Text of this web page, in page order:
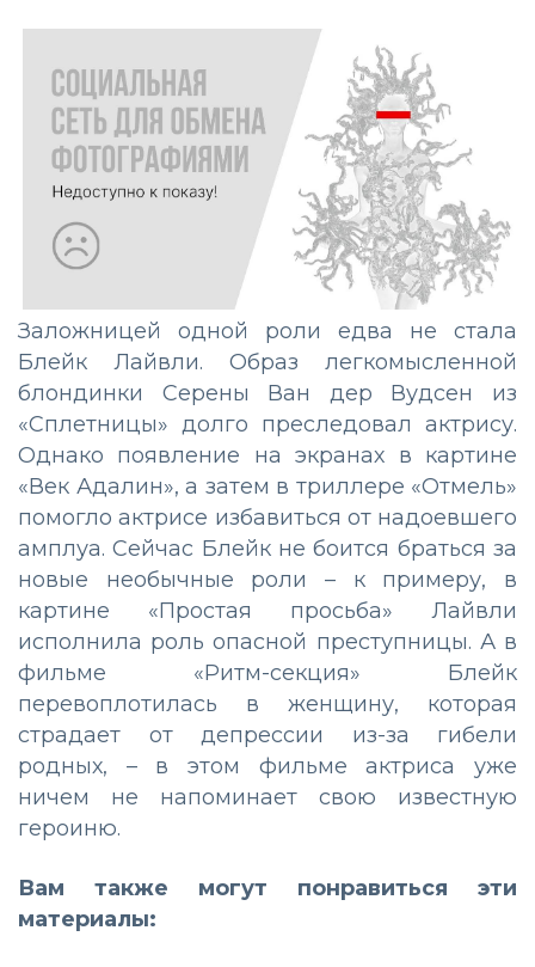
Заложницей одной роли едва не стала
Блейк Лайвли. Образ легкомысленной
блондинки Серены Ван дер Вудсен из
«Сплетницы» долго преследовал актрису.
Однако появление на экранах в картине
«Век Адалин», а затем в триллере «Отмель»
помогло актрисе избавиться от надоевшего
амплуа. Сейчас Блейк не боится браться за
новые необычные роли – к примеру, в
картине «Простая просьба» Лайвли
исполнила роль опасной преступницы. А в
фильме «Ритм-секция» Блейк
перевоплотилась в женщину, которая
страдает от депрессии из-за гибели
родных, – в этом фильме актриса уже
ничем не напоминает свою известную
героиню.
Вам также могут понравиться эти
материалы: